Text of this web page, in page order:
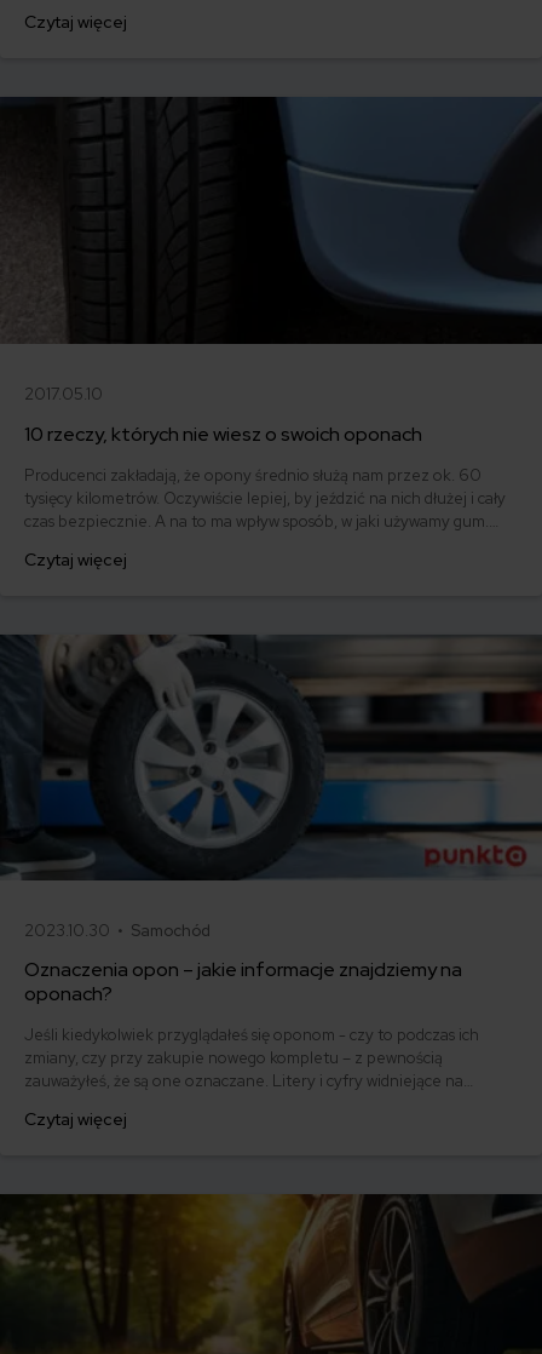
drodze. W tym artykule wyjaśnimy, kiedy należy zmieniać opony,
Czytaj więcej
2017.05.10
10 rzeczy, których nie wiesz o swoich oponach
Producenci zakładają, że opony średnio służą nam przez ok. 60
tysięcy kilometrów. Oczywiście lepiej, by jeździć na nich dłużej i cały
czas bezpiecznie. A na to ma wpływ sposób, w jaki używamy gum.
Czytaj więcej
2023.10.30 • Samochód
Oznaczenia opon – jakie informacje znajdziemy na
oponach?
Jeśli kiedykolwiek przyglądałeś się oponom - czy to podczas ich
zmiany, czy przy zakupie nowego kompletu – z pewnością
zauważyłeś, że są one oznaczane. Litery i cyfry widniejące na
szereg istotnych informacji. Jakich? Sprawdź, co mówią
Czytaj więcej